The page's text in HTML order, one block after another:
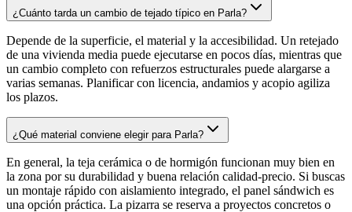
¿Cuánto tarda un cambio de tejado típico en Parla?
Depende de la superficie, el material y la accesibilidad. Un retejado
de una vivienda media puede ejecutarse en pocos días, mientras que
un cambio completo con refuerzos estructurales puede alargarse a
varias semanas. Planificar con licencia, andamios y acopio agiliza
los plazos.
¿Qué material conviene elegir para Parla?
En general, la teja cerámica o de hormigón funcionan muy bien en
la zona por su durabilidad y buena relación calidad-precio. Si buscas
un montaje rápido con aislamiento integrado, el panel sándwich es
una opción práctica. La pizarra se reserva a proyectos concretos o